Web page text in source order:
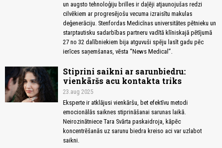
un augsto tehnoloģiju brilles ir daļēji atjaunojušas redzi
cilvēkiem ar progresējošu vecuma izraisītu makulas
deģenerāciju. Stenfordas Medicīnas universitātes pētnieku un
starptautisku sadarbības partneru vadītā klīniskajā pētījumā
27 no 32 dalībniekiem bija atguvuši spēju lasīt gadu pēc
ierīces saņemšanas, vēsta “News Medical”.
Stiprini saikni ar sarunbiedru:
vienkāršs acu kontakta triks
23.aug 2025
Eksperte ir atklājusi vienkāršu, bet efektīvu metodi
emocionālās saiknes stiprināšanai sarunas laikā.
Neirozinātniece Tara Svārta paskaidroja, kāpēc
koncentrēšanās uz sarunu biedra kreiso aci var uzlabot
saikni.